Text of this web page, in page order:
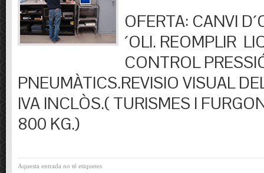
OFERTA: CANVI
´OLI. REOMPLIR
CONTROL
PNEUMÀTICS.REVISIO VISUAL
IVA INCLÒS.( TURISMES I
800 KG.)
Aquesta entrada no té etiquetes